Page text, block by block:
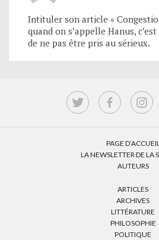
Intituler son article «
quand on s’appelle Hanus,
de ne pas être pris au sérieux.
PAGE D’ACCUEIL
LA NEWSLETTER DE LA
AUTEURS
ARTICLES
ARCHIVES
LITTÉRATURE
PHILOSOPHIE
POLITIQUE